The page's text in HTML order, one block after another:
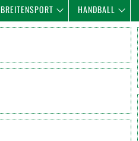
BREITENSPORT HANDBALL